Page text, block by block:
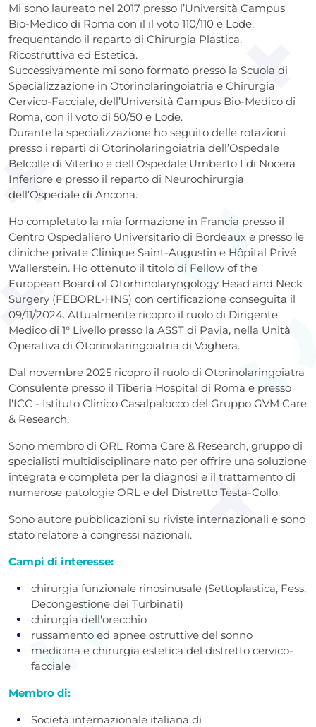
Mi sono laureato nel 2017 presso l’Università Campus
Bio-Medico di Roma con il il voto 110/110 e Lode,
frequentando il reparto di Chirurgia Plastica,
Ricostruttiva ed Estetica.
Successivamente mi sono formato presso la Scuola di
Specializzazione in Otorinolaringoiatria e Chirurgia
Cervico-Facciale, dell’Università Campus Bio-Medico di
Roma, con il voto di 50/50 e Lode.
Durante la specializzazione ho seguito delle rotazioni
presso i reparti di Otorinolaringoiatria dell’Ospedale
Belcolle di Viterbo e dell’Ospedale Umberto I di Nocera
Inferiore e presso il reparto di Neurochirurgia
dell’Ospedale di Ancona.
Ho completato la mia formazione in Francia presso il
Centro Ospedaliero Universitario di Bordeaux e presso le
cliniche private Clinique Saint-Augustin e Hôpital Privé
Wallerstein. Ho ottenuto il titolo di Fellow of the
European Board of Otorhinolaryngology Head and Neck
Surgery (FEBORL-HNS) con certificazione conseguita il
09/11/2024. Attualmente ricopro il ruolo di Dirigente
Medico di 1° Livello presso la ASST di Pavia, nella Unità
Operativa di Otorinolaringoiatria di Voghera.
Dal novembre 2025 ricopro il ruolo di Otorinolaringoiatra
Consulente presso il Tiberia Hospital di Roma e presso
l'ICC - Istituto Clinico Casalpalocco del Gruppo GVM Care
& Research.
Sono membro di ORL Roma Care & Research, gruppo di
specialisti multidisciplinare nato per offrire una soluzione
integrata e completa per la diagnosi e il trattamento di
numerose patologie ORL e del Distretto Testa-Collo.
Sono autore pubblicazioni su riviste internazionali e sono
stato relatore a congressi nazionali.
Campi di interesse:
chirurgia funzionale rinosinusale (Settoplastica, Fess,
Decongestione dei Turbinati)
chirurgia dell'orecchio
russamento ed apnee ostruttive del sonno
medicina e chirurgia estetica del distretto cervico-
facciale
Membro di:
Società internazionale italiana di